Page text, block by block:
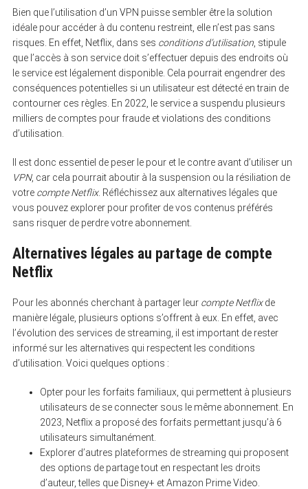
Bien que l’utilisation d’un VPN puisse sembler être la solution
idéale pour accéder à du contenu restreint, elle n’est pas sans
risques. En effet, Netflix, dans ses conditions d’utilisation, stipule
que l’accès à son service doit s’effectuer depuis des endroits où
le service est légalement disponible. Cela pourrait engendrer des
conséquences potentielles si un utilisateur est détecté en train de
contourner ces règles. En 2022, le service a suspendu plusieurs
milliers de comptes pour fraude et violations des conditions
d’utilisation.
Il est donc essentiel de peser le pour et le contre avant d’utiliser un
VPN, car cela pourrait aboutir à la suspension ou la résiliation de
votre compte Netflix. Réfléchissez aux alternatives légales que
vous pouvez explorer pour profiter de vos contenus préférés
sans risquer de perdre votre abonnement.
Alternatives légales au partage de compte
Netflix
Pour les abonnés cherchant à partager leur compte Netflixde
manière légale, plusieurs options s’offrent à eux. En effet, avec
l’évolution des services de streaming, il est important de rester
informé sur les alternatives qui respectent les conditions
d’utilisation. Voici quelques options :
Opter pour les forfaits familiaux, qui permettent à plusieurs
utilisateurs de se connecter sous le même abonnement. En
2023, Netflix a proposé des forfaits permettant jusqu’à 6
utilisateurs simultanément.
Explorer d’autres plateformes de streaming qui proposent
des options de partage tout en respectant les droits
d’auteur, telles que Disney+ et Amazon Prime Video.